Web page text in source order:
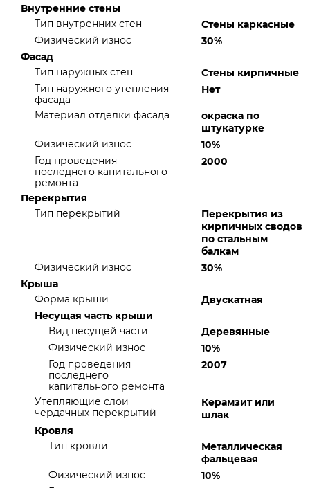
Внутренние стены
Тип внутренних стен
Стены каркасные
Физический износ
30%
Фасад
Тип наружных стен
Стены кирпичные
Тип наружного утепления
фасада
Нет
Материал отделки фасада
окраска по
штукатурке
Физический износ
10%
Год проведения
последнего капитального
ремонта
2000
Перекрытия
Тип перекрытий
Перекрытия из
кирпичных сводов
по стальным
балкам
Физический износ
30%
Крыша
Форма крыши
Двускатная
Несущая часть крыши
Вид несущей части
Деревянные
Физический износ
10%
Год проведения
последнего
капитального ремонта
2007
Утепляющие слои
чердачных перекрытий
Керамзит или
шлак
Кровля
Тип кровли
Металлическая
фальцевая
Физический износ
10%